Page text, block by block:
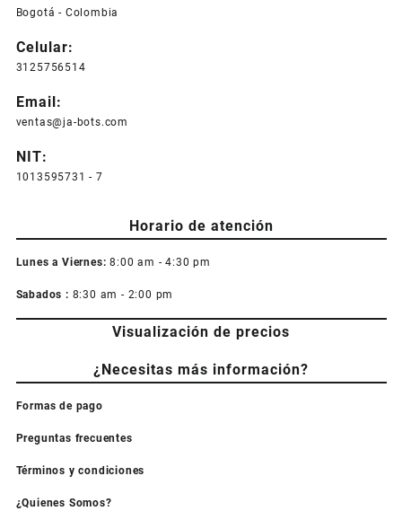
se
elegir
en
producto
Bogotá - Colombia
Celular:
3125756514
Email:
ventas@ja-bots.com
NIT:
1013595731 - 7
Horario de atención
Lunes a Viernes: 8:00 am - 4:30 pm
Sabados : 8:30 am - 2:00 pm
Visualización de precios
¿Necesitas más información?
Formas de pago
Preguntas frecuentes
Términos y condiciones
¿Quienes Somos?